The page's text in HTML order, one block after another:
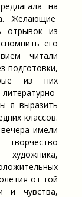
на
Желающие
отрывок из
его
читали
подготовки,
из них
я выразить
классов.
имели
художника,
от той
и чувства,